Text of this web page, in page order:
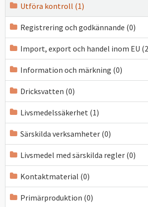
Utföra kontroll (1)
Registrering och godkännande (0)
Import, export och handel inom EU
Information och märkning (0)
Dricksvatten (0)
Livsmedelssäkerhet (1)
Särskilda verksamheter (0)
Livsmedel med särskilda regler (0)
Kontaktmaterial (0)
Primärproduktion (0)